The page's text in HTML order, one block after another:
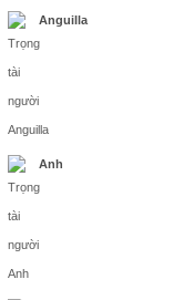
Anguilla
Anh